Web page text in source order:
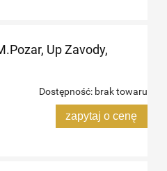
Up Zavody,
Dostępność: brak towaru
zapytaj o cenę